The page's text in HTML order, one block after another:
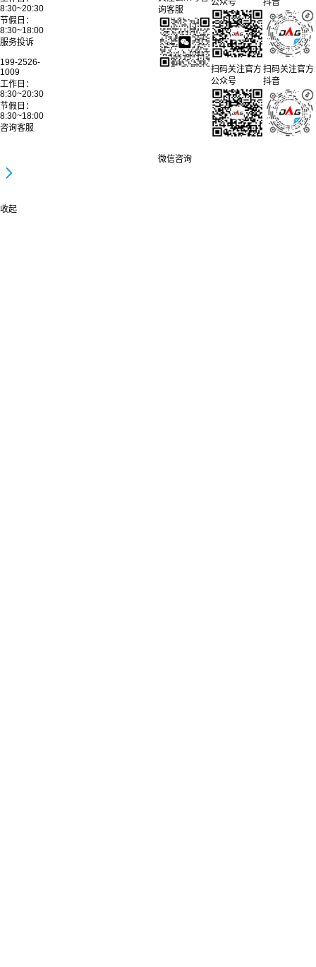
8:30~20:30
节假日：
8:30~18:00
服务投诉
199-2526-
1009
工作日：
8:30~20:30
节假日：
8:30~18:00
咨询客服
询客服
公众号
扫码关注官方
公众号
抖音
扫码关注官方
抖音
微信咨询
收起